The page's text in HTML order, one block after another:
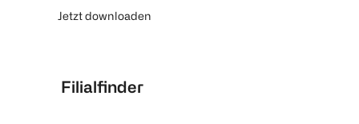
Jetzt downloaden
Filialfinder